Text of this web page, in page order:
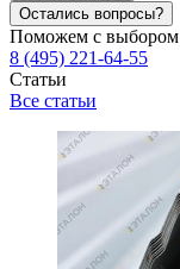
Остались вопросы?
Поможем с выбором
8 (495) 221-64-55
Статьи
Все статьи